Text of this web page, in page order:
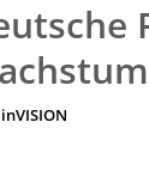
inVISION